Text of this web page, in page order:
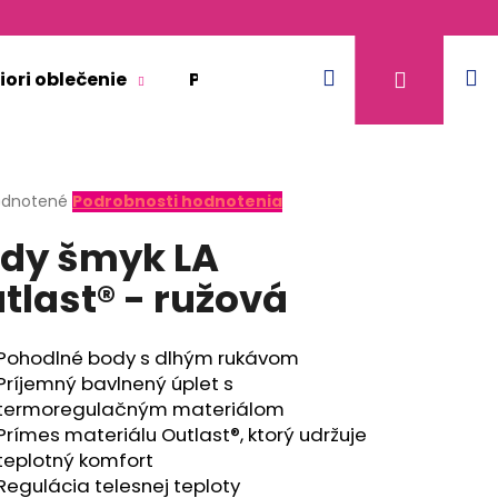
oblečenie Pre dospelých Doplnkový
Hľadať
Podrobnosti hodnotenia
šmyk LA
- ružová
body s dlhým rukávom
bavlnený úplet s
materiálom
materiálu Outlast®, ktorý udržuje
komfort
telesnej teploty
TENKÝ